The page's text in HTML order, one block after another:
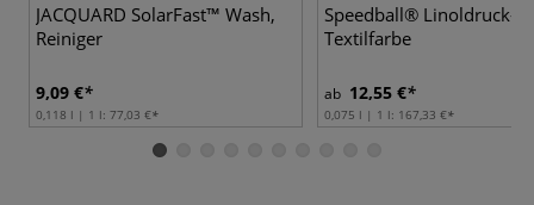
JACQUARD SolarFast™ Wash,
Reiniger
9,09 €
0,118 l | 1 l: 77,03 €
Speedball® Linoldruck-
Textilfarbe
ab 12,55 €
0,075 l | 1 l: 167,33 €